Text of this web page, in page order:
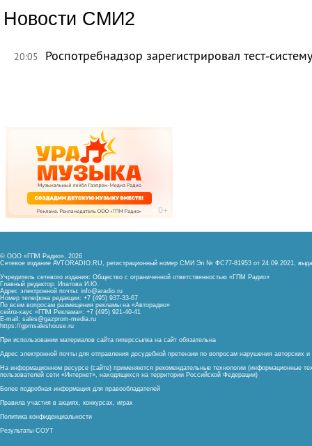
Новости СМИ2
20:05 Роспотребнадзор зарегистрировал
© ООО «ГПМ Радио», 2026
Сетевое издание AVTORADIO.RU, регистрационный номер СМИ Эл № ФС77-81953 от 24.09.2021,
Учредитель сетевого издания: Общество с ограниченной ответственностью «ГПМ Радио»
Главный редактор: Ипатова И.Ю.
Адрес электронной почты: info@aradio.ru
Номер телефона редакции: +7 (495) 937-33-67
По всем вопросам размещения рекламы на «Авторадио»
сейлз-хаус «ГПМ Реклама»: +7 (495) 921-40-41
E-mail: sales@gazprom-media.ru
https://gpmsaleshouse.ru
При использовании материалов сайта гиперссылка на сайт обязательна
Адрес электронной почты для отправления досудебной претензии по вопросам нарушения авторских
На информационном ресурсе (сайте) применяются рекомендательные технологии (информационные
пользователей сети «Интернет», находящихся на территории Российской Федерации)
Более подробная информация для правообладателей
Правила участия в акциях, конкурсах, играх
Политика конфиденциальности
Результаты СОУТ